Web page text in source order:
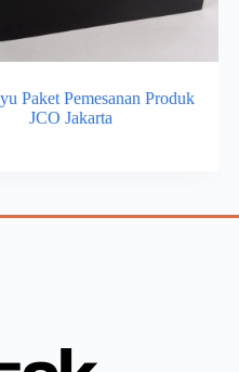
Paket Pemesanan Produk
JCO Jakarta